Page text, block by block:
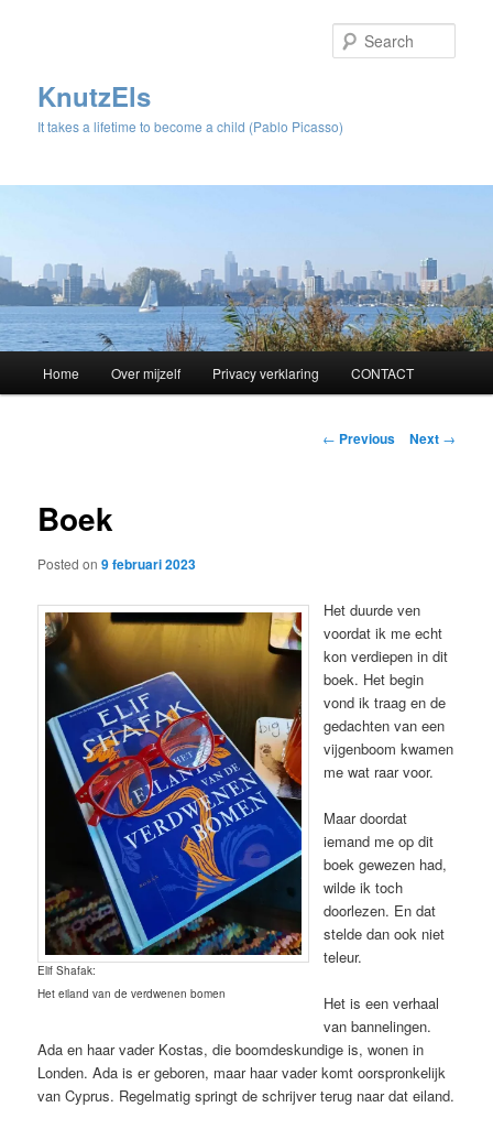
KnutzEls
It takes a lifetime to become a child (Pablo Picasso)
Skip
content
Home Over mijzelf Privacy verklaring CONTACT
Post
← Previous Next →
Boek
Posted on9 februari 2023
Elif Shafak:
Het eiland van de verdwenen bomen
Het duurde ven
voordat ik me echt
kon verdiepen in dit
boek. Het begin
vond ik traag en de
gedachten van een
vijgenboom kwamen
me wat raar voor.
Maar doordat
iemand me op dit
boek gewezen had,
wilde ik toch
doorlezen. En dat
stelde dan ook niet
teleur.
Het is een verhaal
van bannelingen.
Ada en haar vader Kostas, die boomdeskundige is, wonen in
Londen. Ada is er geboren, maar haar vader komt oorspronkelijk
van Cyprus. Regelmatig springt de schrijver terug naar dat eiland.